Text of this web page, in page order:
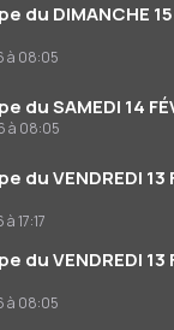
du DIMANCHE 15
à 08:05
du SAMEDI 14
à 08:05
du VENDREDI 13
17:17
du VENDREDI 13
à 08:05